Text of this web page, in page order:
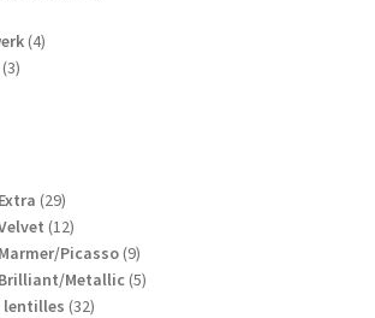
44
33
2929
producten
1212
producten
Picasso 99
producten
Metallic 55
lentilles 3232